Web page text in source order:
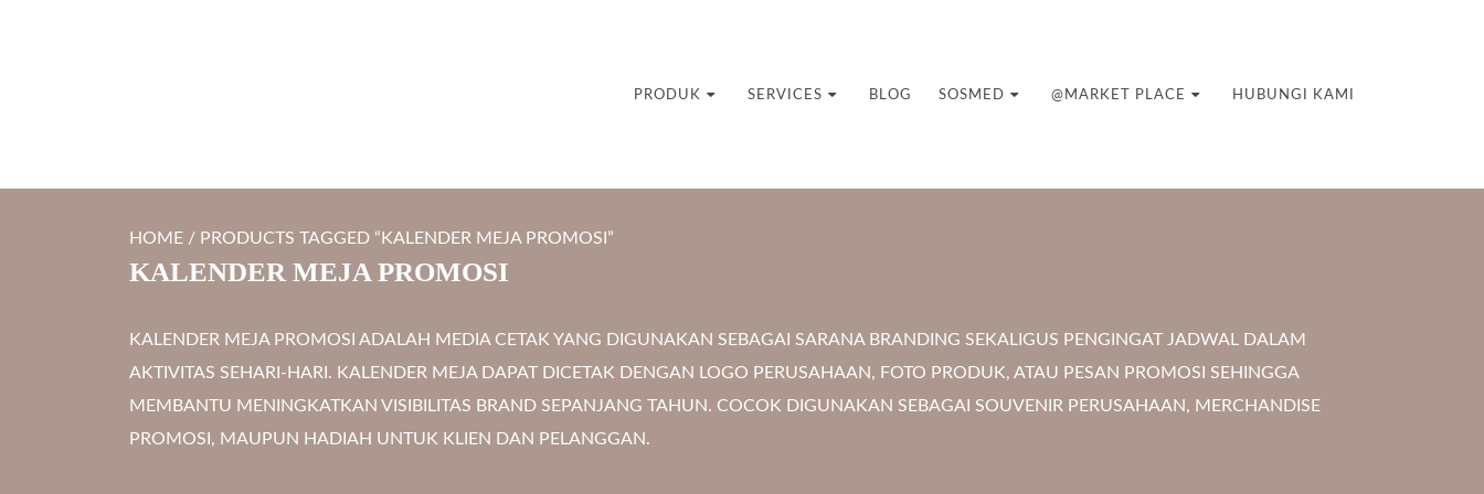
PRODUK SERVICES BLOG SOSMED @MARKET PLACE HUBUNGI KAMI
HOME / PRODUCTS TAGGED “KALENDER MEJA PROMOSI”
KALENDER MEJA PROMOSI
KALENDER MEJA PROMOSI ADALAH MEDIA CETAK YANG DIGUNAKAN SEBAGAI SARANA BRANDING SEKALIGUS PENGINGAT JADWAL DALAM
AKTIVITAS SEHARI-HARI. KALENDER MEJA DAPAT DICETAK DENGAN LOGO PERUSAHAAN, FOTO PRODUK, ATAU PESAN PROMOSI SEHINGGA
MEMBANTU MENINGKATKAN VISIBILITAS BRAND SEPANJANG TAHUN. COCOK DIGUNAKAN SEBAGAI SOUVENIR PERUSAHAAN, MERCHANDISE
PROMOSI, MAUPUN HADIAH UNTUK KLIEN DAN PELANGGAN.